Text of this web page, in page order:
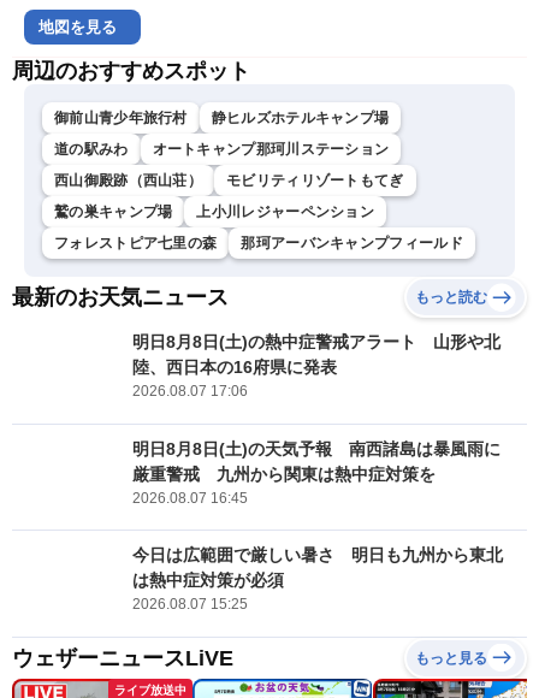
地図を見る
周辺のおすすめスポット
御前山青少年旅行村
静ヒルズホテルキャンプ場
道の駅みわ
オートキャンプ那珂川ステーション
西山御殿跡（西山荘）
モビリティリゾートもてぎ
鷲の巣キャンプ場
上小川レジャーペンション
フォレストピア七里の森
那珂アーバンキャンプフィールド
最新のお天気ニュース もっと読む
明日8月8日(土)の熱中症警戒アラート 山形や北
陸、西日本の16府県に発表
2026.08.07 17:06
明日8月8日(土)の天気予報 南西諸島は暴風雨に
厳重警戒 九州から関東は熱中症対策を
2026.08.07 16:45
今日は広範囲で厳しい暑さ 明日も九州から東北
は熱中症対策が必須
2026.08.07 15:25
ウェザーニュースLiVE もっと見る
ライブ放送中